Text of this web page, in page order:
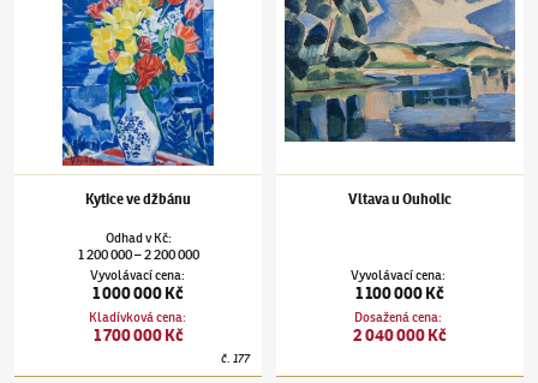
Kytice ve džbánu
Odhadv Kč:
1 200 000–2 200 000
Vyvolávací cena:
1 000 000 Kč
Kladívková cena:
1 700 000 Kč
č.177
Vltava u Ouholic
Vyvolávací cena:
1 100 000 Kč
Dosažená cena:
2 040 000 Kč